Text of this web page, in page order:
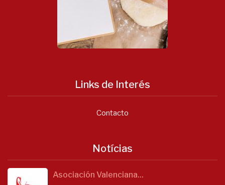
Links de Interés
Contacto
Notícias
Asociación Valenciana...